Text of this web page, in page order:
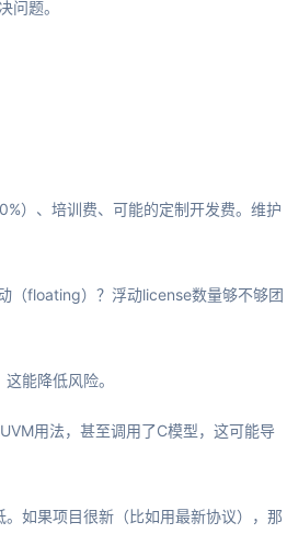
问题。
）、培训费、可能的定制开发费。维护
（floating）？浮动license数量够不够团
能降低风险。
用法，甚至调用了C模型，这可能导
如果项目很新（比如用最新协议），那